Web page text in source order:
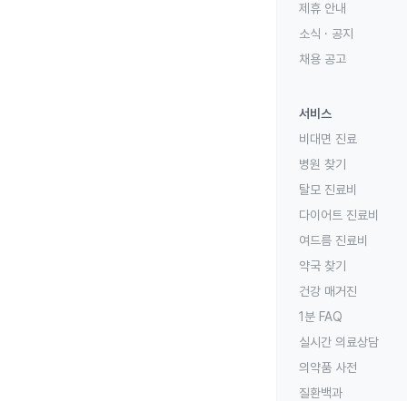
제휴 안내
소식 · 공지
채용 공고
서비스
비대면 진료
병원 찾기
탈모 진료비
다이어트 진료비
여드름 진료비
약국 찾기
건강 매거진
1분 FAQ
실시간 의료상담
의약품 사전
질환백과